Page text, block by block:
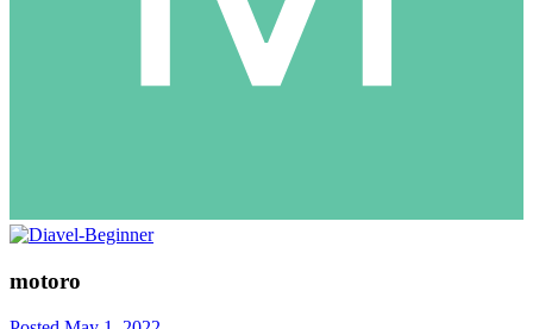
motoro